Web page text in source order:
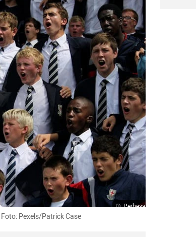
Perbesar
Pexels/Patrick Case